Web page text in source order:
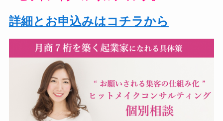
詳細とお申込みはコチラから